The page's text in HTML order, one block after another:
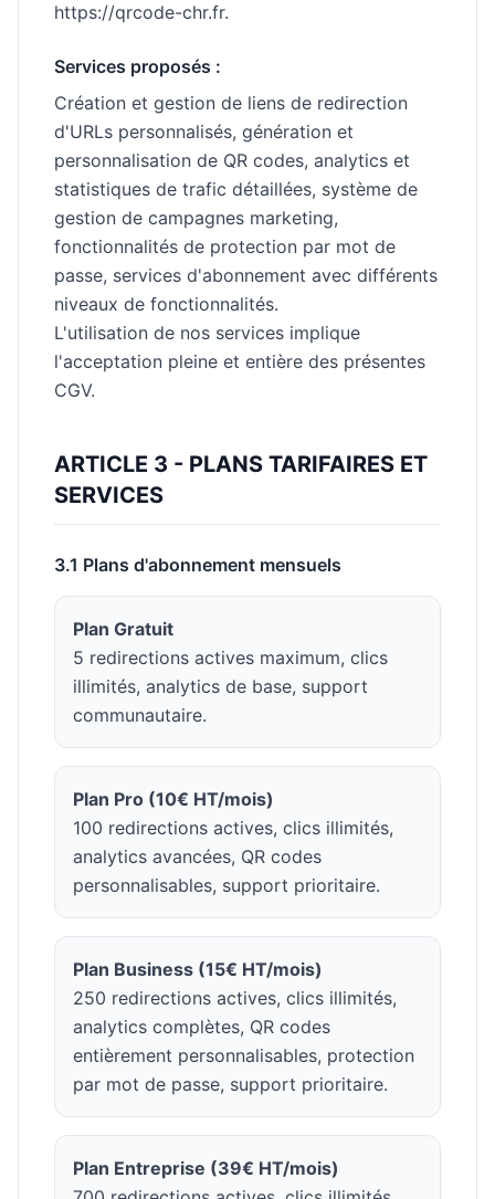
https://qrcode-chr.fr.
Services proposés :
Création et gestion de liens de redirection
d'URLs personnalisés, génération et
personnalisation de QR codes, analytics et
statistiques de trafic détaillées, système de
gestion de campagnes marketing,
fonctionnalités de protection par mot de
passe, services d'abonnement avec différents
niveaux de fonctionnalités.
L'utilisation de nos services implique
l'acceptation pleine et entière des présentes
CGV.
ARTICLE 3 - PLANS TARIFAIRES ET
SERVICES
3.1 Plans d'abonnement mensuels
Plan Gratuit
5 redirections actives maximum, clics
illimités, analytics de base, support
communautaire.
Plan Pro (10€ HT/mois)
100 redirections actives, clics illimités,
analytics avancées, QR codes
personnalisables, support prioritaire.
Plan Business (15€ HT/mois)
250 redirections actives, clics illimités,
analytics complètes, QR codes
entièrement personnalisables, protection
par mot de passe, support prioritaire.
Plan Entreprise (39€ HT/mois)